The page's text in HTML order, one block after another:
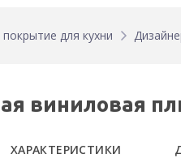
для кухни
виниловая
ХАРАКТЕРИСТИКИ